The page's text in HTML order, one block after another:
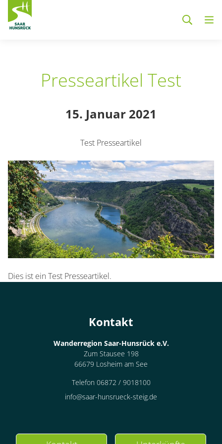
Presseartikel Test
15. Januar 2021
Test Presseartikel
Dies ist ein Test Presseartikel.
Kontakt
Wanderregion Saar-Hunsrück e.V.
Zum Stausee 198
66679 Losheim am See
Telefon 06872 / 9018100
info@saar-hunsrueck-steig.de